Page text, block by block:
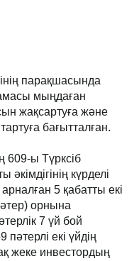
парақшасында
мыңдаған
жақсартуға және
бағытталған.
609-ы Түрксіб
күрделі
5 қабатты екі
орнына
7 үй бой
екі үйдің
жеке инвестордың